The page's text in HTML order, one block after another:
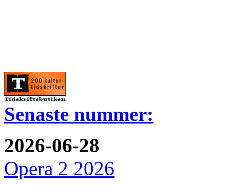
Senaste nummer:
2026-06-28
Opera 2 2026